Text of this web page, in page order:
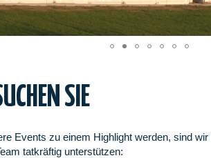
SIE
Events zu einem Highlight werden, sind
tatkräftig unterstützen: